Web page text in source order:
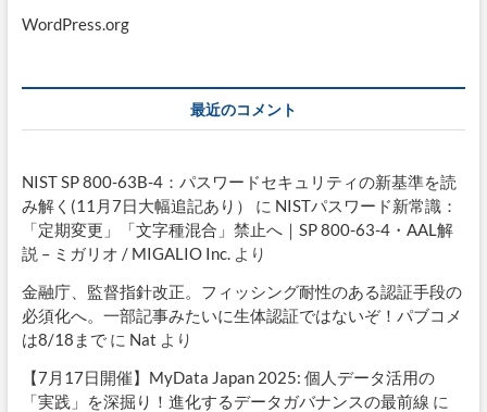
WordPress.org
最近のコメント
NIST SP 800-63B-4：パスワードセキュリティの新基準を読
み解く(11月7日大幅追記あり）
に NISTパスワード新常識：
「定期変更」「文字種混合」禁止へ｜SP 800-63-4・AAL解
説 – ミガリオ / MIGALIO Inc.より
金融庁、監督指針改正。フィッシング耐性のある認証手段の
必須化へ。一部記事みたいに生体認証ではないぞ！パブコメ
は8/18までに Nat より
【7月17日開催】MyData Japan 2025: 個人データ活用の
「実践」を深掘り！進化するデータガバナンスの最前線 に